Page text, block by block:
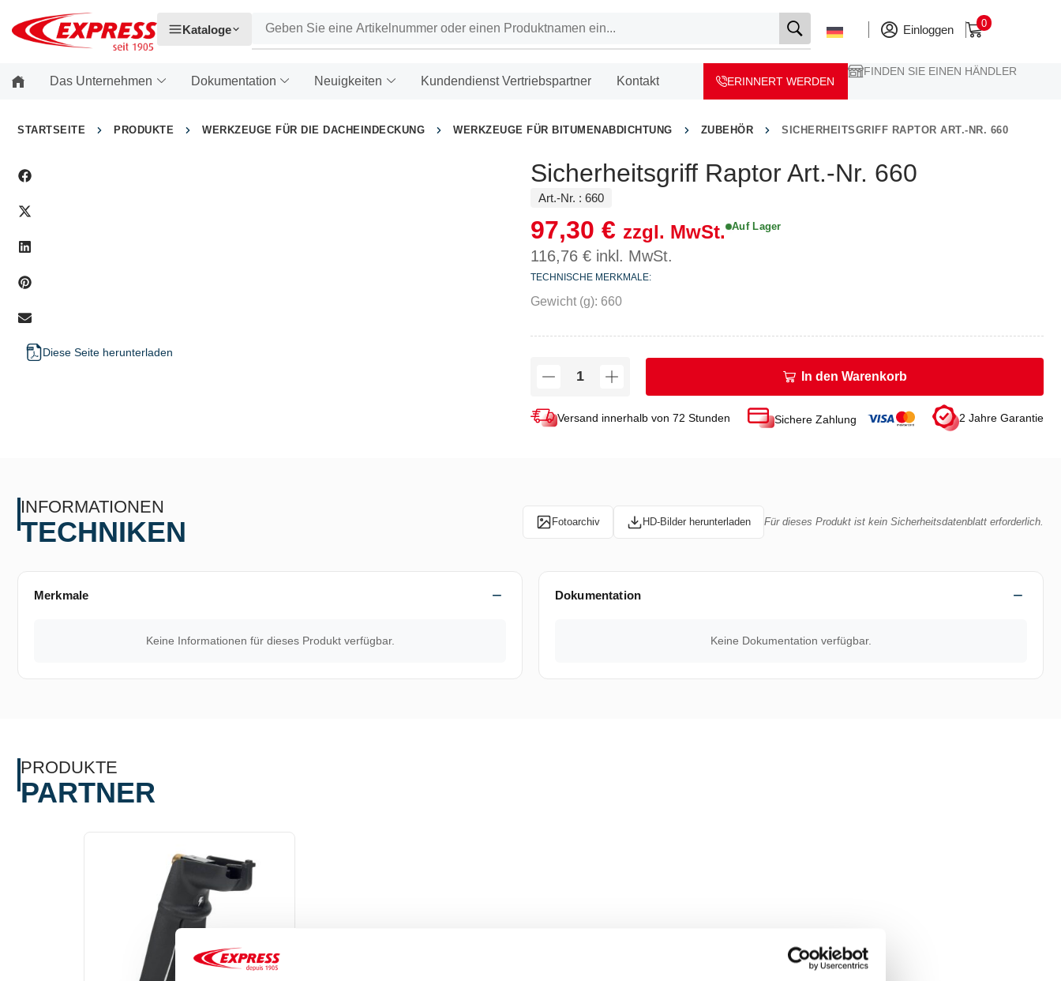
Kataloge Einloggen 0
Das Unternehmen Dokumentation Neuigkeiten Kundendienst Vertriebspartner Kontakt ERINNERT WERDEN
FINDEN SIE EINEN HÄNDLER
STARTSEITE PRODUKTE WERKZEUGE FÜR DIE DACHEINDECKUNG WERKZEUGE FÜR BITUMENABDICHTUNG ZUBEHÖR SICHERHEITSGRIFF RAPTOR ART.-NR. 660
Diese Seite herunterladen
Sicherheitsgriff Raptor Art.-Nr. 660
Art.-Nr. : 660
97,30 € zzgl. MwSt.
116,76 € inkl. MwSt.
Auf Lager
TECHNISCHE MERKMALE:
Gewicht (g): 660
In den Warenkorb
Versand innerhalb von 72 Stunden Sichere Zahlung 2 Jahre Garantie
INFORMATIONEN
TECHNIKEN Fotoarchiv HD-Bilder herunterladen Für dieses Produkt ist kein Sicherheitsdatenblatt erforderlich.
Merkmale
Keine Informationen für dieses Produkt verfügbar.
Dokumentation
Keine Dokumentation verfügbar.
PRODUKTE
PARTNER